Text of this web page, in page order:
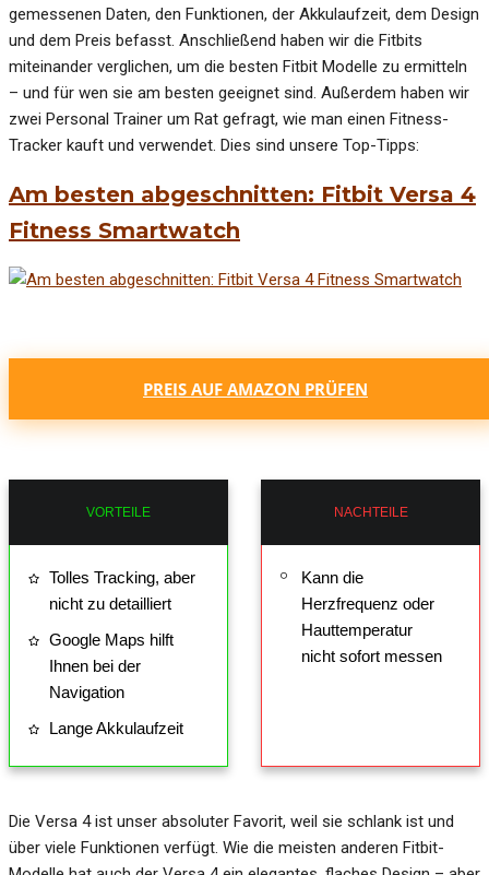
gemessenen Daten, den Funktionen, der Akkulaufzeit, dem Design
und dem Preis befasst. Anschließend haben wir die Fitbits
miteinander verglichen, um die besten Fitbit Modelle zu ermitteln
– und für wen sie am besten geeignet sind. Außerdem haben wir
zwei Personal Trainer um Rat gefragt, wie man einen Fitness-
Tracker kauft und verwendet. Dies sind unsere Top-Tipps:
Am besten abgeschnitten: Fitbit Versa 4
Fitness Smartwatch
PREIS AUF AMAZON PRÜFEN
VORTEILE
Tolles Tracking, aber
nicht zu detailliert
Google Maps hilft
Ihnen bei der
Navigation
Lange Akkulaufzeit
NACHTEILE
Kann die
Herzfrequenz oder
Hauttemperatur
nicht sofort messen
Die Versa 4 ist unser absoluter Favorit, weil sie schlank ist und
über viele Funktionen verfügt. Wie die meisten anderen Fitbit-